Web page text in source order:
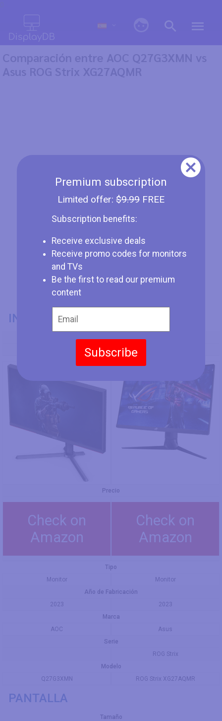
Premium subscription
Limited offer: $9.99FREE
Subscription benefits:
Receive exclusive deals
Receive promo codes for monitors
and TVs
Be the first to read our premium
content
Subscribe
Comparación entre AOC Q27G3XMN vs
Asus ROG Strix XG27AQMR
INFORMACIÓN GENERAL
Asus ROG Strix XG27AQMR
Precio
Check on
Amazon
Check on
Amazon
Tipo
Monitor
Monitor
Año de Fabricación
2023
2023
Marca
AOC
Asus
Serie
ROG Strix
Modelo
Q27G3XMN
ROG Strix XG27AQMR
PANTALLA
Tamaño